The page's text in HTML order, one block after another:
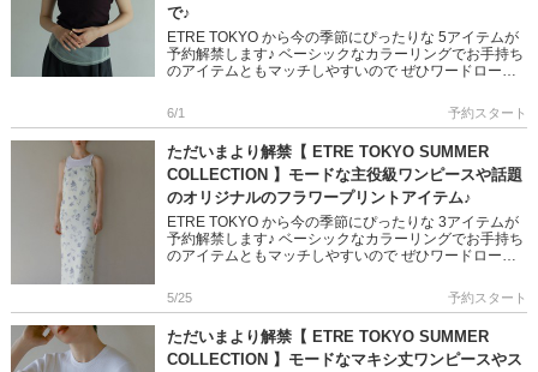
で♪
ETRE TOKYO から今の季節にぴったりな 5アイテムが
予約解禁します♪ ベーシックなカラーリングでお手持ち
のアイテムともマッチしやすいので ぜひワードローブ
6/1 予約スタート
ただいまより解禁【 ETRE TOKYO SUMMER
COLLECTION 】モードな主役級ワンピースや話題
のオリジナルのフラワープリントアイテム♪
ETRE TOKYO から今の季節にぴったりな 3アイテムが
予約解禁します♪ ベーシックなカラーリングでお手持ち
のアイテムともマッチしやすいので ぜひワードローブ
5/25 予約スタート
ただいまより解禁【 ETRE TOKYO SUMMER
COLLECTION 】モードなマキシ丈ワンピースやス